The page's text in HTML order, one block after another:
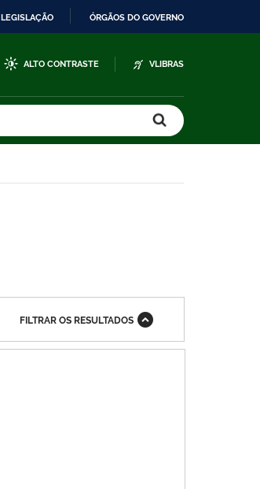
LEGISLAÇÃO ÓRGÃOS DO GOVERNO
ALTO CONTRASTE VLIBRAS
FILTRAR OS RESULTADOS